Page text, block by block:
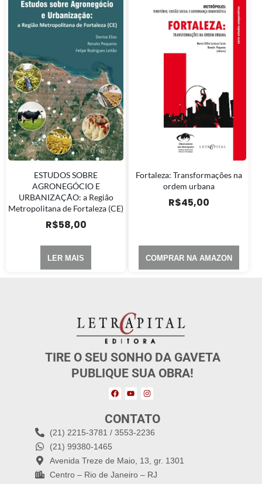
ESTUDOS SOBRE
AGRONEGÓCIO E
URBANIZAÇÃO: a Região
Metropolitana de Fortaleza (CE)
R$58,00
LER MAIS
Fortaleza: Transformações na
ordem urbana
R$45,00
COMPRAR NA AMAZON
TIRE O SEU SONHO DA GAVETA
PUBLIQUE SUA OBRA!
CONTATO
(21) 2215-3781 / 3553-2236
(21) 99380-1465
Avenida Treze de Maio, 13, gr. 1301
Centro – Rio de Janeiro – RJ